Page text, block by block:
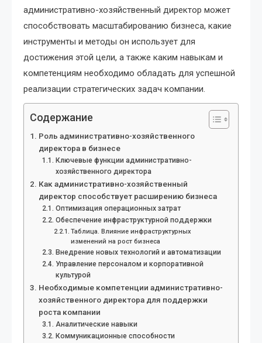
административно-хозяйственный директор может
способствовать масштабированию бизнеса, какие
инструменты и методы он использует для
достижения этой цели, а также каким навыкам и
компетенциям необходимо обладать для успешной
реализации стратегических задач компании.
Содержание
Роль административно-хозяйственного
директора в бизнесе
Ключевые функции административно-
хозяйственного директора
Как административно-хозяйственный
директор способствует расширению бизнеса
Оптимизация операционных затрат
Обеспечение инфраструктурной поддержки
Таблица. Влияние инфраструктурных
изменений на рост бизнеса
Внедрение новых технологий и автоматизации
Управление персоналом и корпоративной
культурой
Необходимые компетенции административно-
хозяйственного директора для поддержки
роста компании
Аналитические навыки
Коммуникационные способности